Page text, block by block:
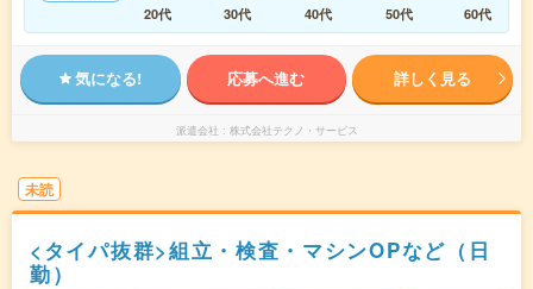
20代
30代 40代 50代 60代
気になる! 応募へ進む 詳しく見る
派遣会社 株式会社テクノ・サービス
未読
<タイパ抜群>組立・検査・マシンOPなど（日
勤）